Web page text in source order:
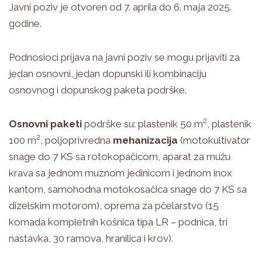
Javni poziv je otvoren od 7. aprila do 6. maja 2025.
godine.
Podnosioci prijava na javni poziv se mogu prijaviti za
jedan osnovni, jedan dopunski ili kombinaciju
osnovnog i dopunskog paketa podrške.
Osnovni paketi podrške su: plastenik 50 m2 , plastenik
100 m2 , poljoprivredna mehanizacija (motokultivator
snage do 7 KS sa rotokopačicom, aparat za mužu
krava sa jednom muznom jedinicom i jednom inox
kantom, samohodna motokosačica snage do 7 KS sa
dizelskim motorom), oprema za pčelarstvo (15
komada kompletnih košnica tipa LR – podnica, tri
nastavka, 30 ramova, hranilica i krov).